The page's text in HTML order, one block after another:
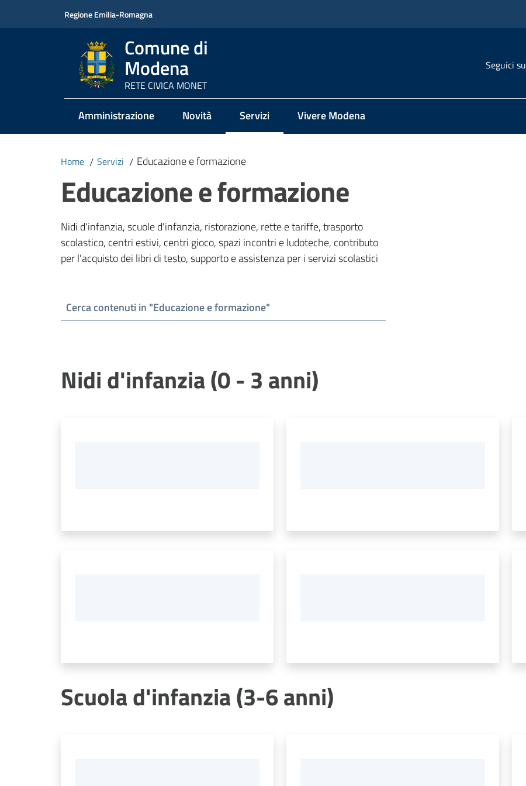
Regione Emilia-Romagna
Comune di
Modena
RETE CIVICA MONET
Seguici su
Amministrazione Novità Servizi
Menu selezionatoVivere Modena
Home / Servizi / Educazione e formazione
Educazione e formazione
Nidi d'infanzia, scuole d'infanzia, ristorazione, rette e tariffe, trasporto
scolastico, centri estivi, centri gioco, spazi incontri e ludoteche, contributo
per l'acquisto dei libri di testo, supporto e assistenza per i servizi scolastici
Nidi d'infanzia (0 - 3 anni)
Scuola d'infanzia (3-6 anni)